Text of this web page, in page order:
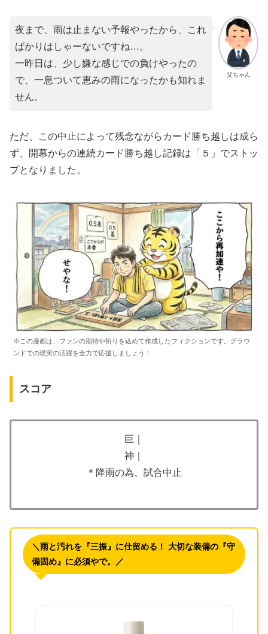
父ちゃん
夜まで、雨は止まない予報やったから、これ
ばかりはしゃーないですね…。
一昨日は、少し嫌な感じでの負けやったの
で、一息ついて恵みの雨になったかも知れま
せん。
ただ、この中止によって残念ながらカード勝ち越しは成ら
ず、開幕からの連続カード勝ち越し記録は「５」でストッ
プとなりました。
※この漫画は、ファンの期待や祈りを込めて作成したフィクションです。グラウ
ンドでの現実の活躍を全力で応援しましょう！
スコア
巨｜
神｜
＊降雨の為、試合中止
＼雨と汚れを『三振』に仕留める！ 大切な装備の『守
備固め』に必須やで。／